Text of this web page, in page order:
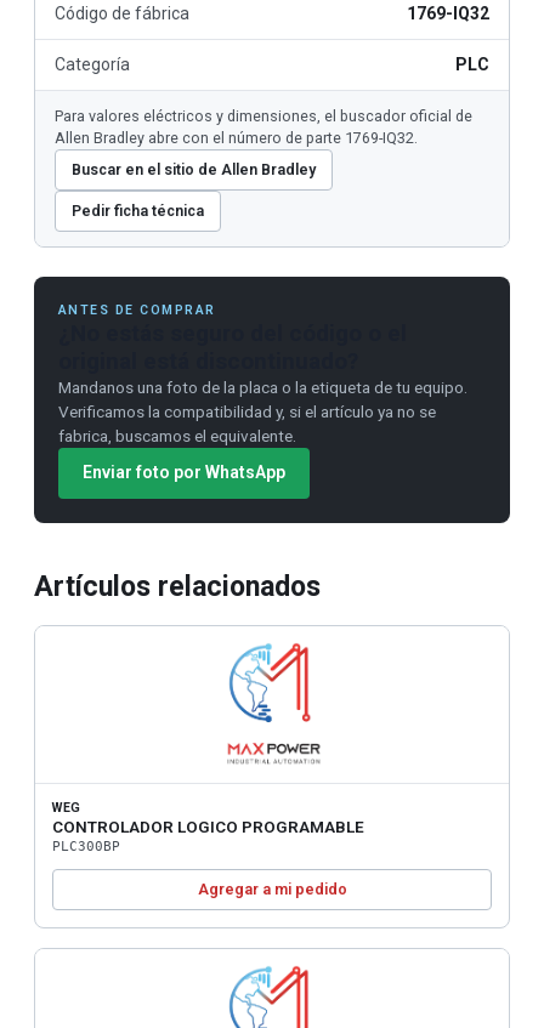
Código de fábrica 1769-IQ32
Categoría PLC
Para valores eléctricos y dimensiones, el buscador oficial de
Allen Bradley abre con el número de parte 1769-IQ32.
Buscar en el sitio de Allen Bradley
Pedir ficha técnica
ANTES DE COMPRAR
Mandanos una foto de la placa o la etiqueta de tu equipo.
Verificamos la compatibilidad y, si el artículo ya no se
fabrica, buscamos el equivalente.
Enviar foto por WhatsApp
Artículos relacionados
WEG
CONTROLADOR LOGICO PROGRAMABLE
PLC300BP
Agregar a mi pedido